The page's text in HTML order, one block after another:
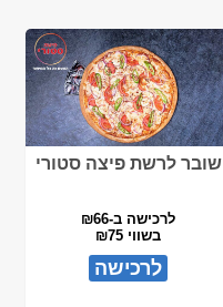
שובר לרשת פיצה סטורי
לרכישה ב-₪66
בשווי ₪75
לרכישה